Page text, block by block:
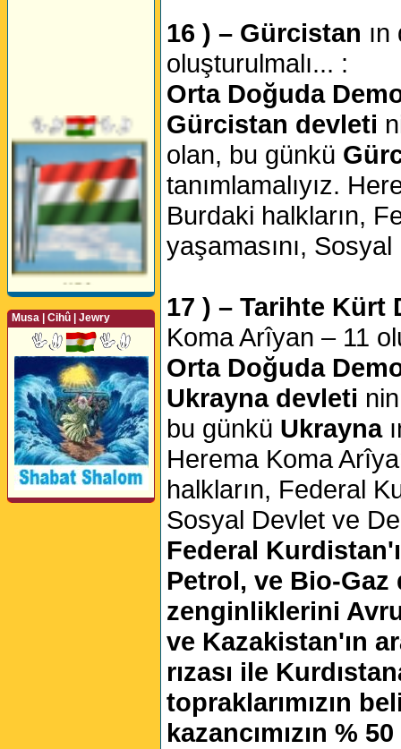
Musa | Cihû | Jewry
16 ) – Gürcistan
oluşturulmalı... :
Orta Doğuda
Gürcistan devleti
olan, bu günkü
tanımlamalıyız.
Burdaki halkların,
yaşamasını,
17 ) – Tarihte Kürt
Koma Arîyan – 11
Orta Doğuda
Ukrayna devleti
bu günkü Ukrayna
Herema Koma
halkların, Federal
Sosyal Devlet ve
Federal
Petrol, ve Bio-Gaz
zenginliklerini
ve Kazakistan'ın
rızası ile
topraklarımızın
kazancımızın %